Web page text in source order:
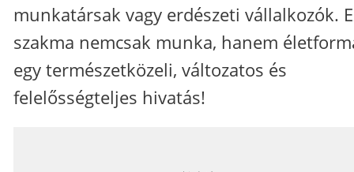
munkatársak vagy erdészeti vállalkozók.
szakma nemcsak munka, hanem
egy természetközeli, változatos és
felelősségteljes hivatás!